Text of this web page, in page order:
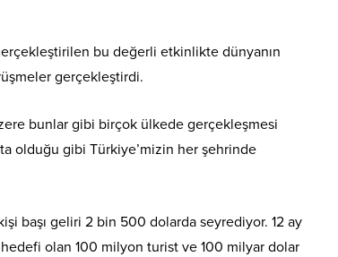
bu değerli etkinlikte dünyanın
gerçekleştirdi.
bunlar gibi birçok ülkede gerçekleşmesi
olduğu gibi Türkiye’mizin her şehrinde
başı geliri 2 bin 500 dolarda seyrediyor. 12 ay
olan 100 milyon turist ve 100 milyar dolar